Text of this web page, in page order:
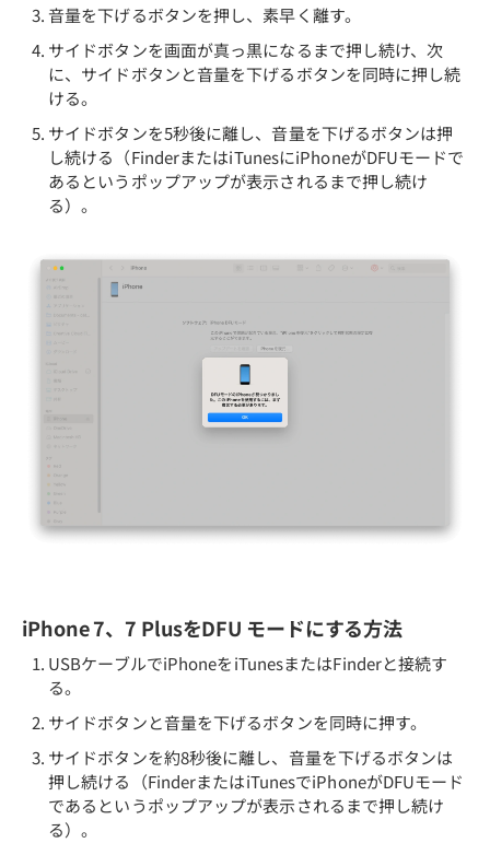
音量を下げるボタンを押し、素早く離す。
サイドボタンを画面が真っ黒になるまで押し続け、次
に、サイドボタンと音量を下げるボタンを同時に押し続
ける。
サイドボタンを5秒後に離し、音量を下げるボタンは押
し続ける（FinderまたはiTunesにiPhoneがDFUモードで
あるというポップアップが表示されるまで押し続け
る）。
iPhone 7、7 PlusをDFU モードにする方法
USBケーブルでiPhoneをiTunesまたはFinderと接続す
る。
サイドボタンと音量を下げるボタンを同時に押す。
サイドボタンを約8秒後に離し、音量を下げるボタンは
押し続ける（FinderまたはiTunesでiPhoneがDFUモード
であるというポップアップが表示されるまで押し続け
る）。